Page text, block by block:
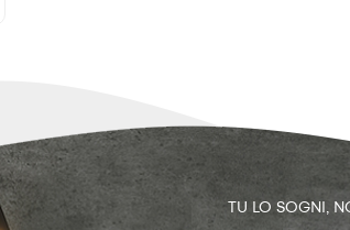
TU LO SOGNI,